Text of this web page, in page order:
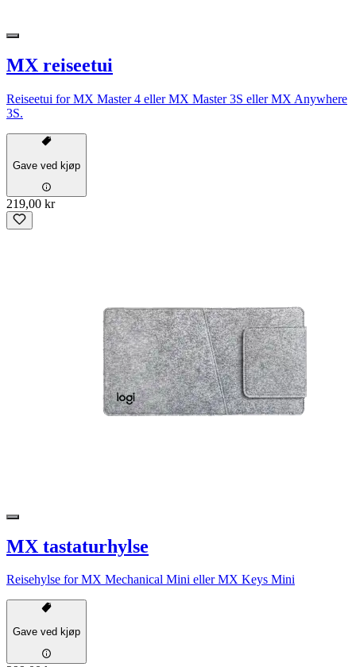
MX reiseetui
Reiseetui for MX Master 4 eller MX Master 3S eller MX Anywhere
3S.
Gave ved kjøp
219,00 kr
MX tastaturhylse
Reisehylse for MX Mechanical Mini eller MX Keys Mini
Gave ved kjøp